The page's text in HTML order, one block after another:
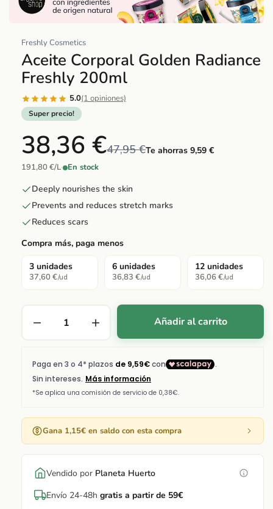
1
ventana
modal
Freshly Cosmetics
Aceite Corporal Golden Radiance
Freshly 200ml
5.0(1 opiniones)
Super precio!
38,36 €47,95 €Te ahorras 9,59 €
191,80 €/L· En stock
Deeply nourishes the skin
Prevents and reduces stretch marks
Reduces scars
Compra más, paga menos
3 unidades
37,60 €/ud
6 unidades
36,83 €/ud
12 unidades
36,06 €/ud
Añadir al carrito
Gana 1,15€ en saldo con esta compra
Vendido por Planeta Huerto
Envío 24-48h gratis a partir de 59€